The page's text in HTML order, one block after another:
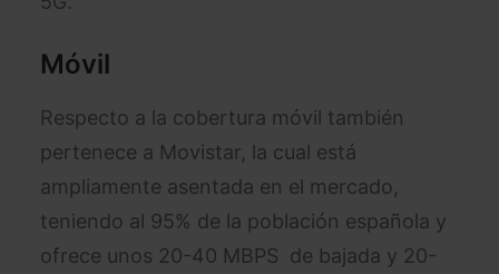
Móvil
Respecto a la cobertura móvil también
pertenece a Movistar, la cual está
ampliamente asentada en el mercado,
teniendo al 95% de la población española y
ofrece unos 20-40 MBPS de bajada y 20-